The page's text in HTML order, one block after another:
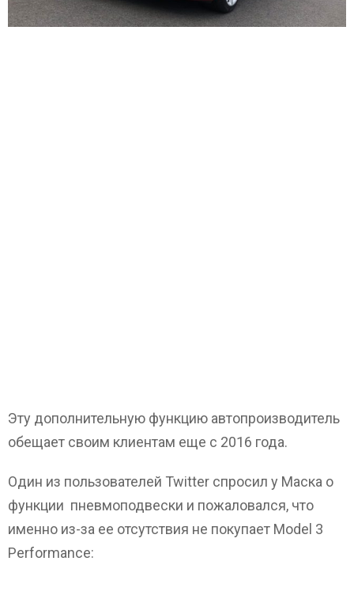
Эту дополнительную функцию автопроизводитель
обещает своим клиентам еще с 2016 года.
Один из пользователей Twitter спросил у Маска о
функции пневмоподвески и пожаловался, что
именно из-за ее отсутствия не покупает Model 3
Performance: